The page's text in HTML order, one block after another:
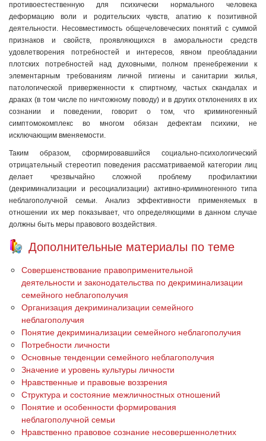
противоестественную для психически нормального человека
деформацию воли и родительских чувств, апатию к позитивной
деятельности. Несовместимость общечеловеческих понятий с суммой
признаков и свойств, проявляющихся в аморальности средств
удовлетворения потребностей и интересов, явном преобладании
плотских потребностей над духовными, полном пренебрежении к
элементарным требованиям личной гигиены и санитарии жилья,
патологической приверженности к спиртному, частых скандалах и
драках (в том числе по ничтожному поводу) и в других отклонениях в их
сознании и поведении, говорит о том, что криминогенный
симптомокомплекс во многом обязан дефектам психики, не
исключающим вменяемости.
Таким образом, сформировавшийся социально-психологический
отрицательный стереотип поведения рассматриваемой категории лиц
делает чрезвычайно сложной проблему профилактики
(декриминализации и ресоциализации) активно-криминогенного типа
неблагополучной семьи. Анализ эффективности применяемых в
отношении их мер показывает, что определяющими в данном случае
должны быть меры правового воздействия.
Дополнительные материалы по теме
Совершенствование правоприменительной
деятельности и законодательства по декриминализации
семейного неблагополучия
Организация декриминализации семейного
неблагополучия
Понятие декриминализации семейного неблагополучия
Потребности личности
Основные тенденции семейного неблагополучия
Значение и уровень культуры личности
Нравственные и правовые воззрения
Структура и состояние межличностных отношений
Понятие и особенности формирования
неблагополучной семьи
Нравственно правовое сознание несовершеннолетних